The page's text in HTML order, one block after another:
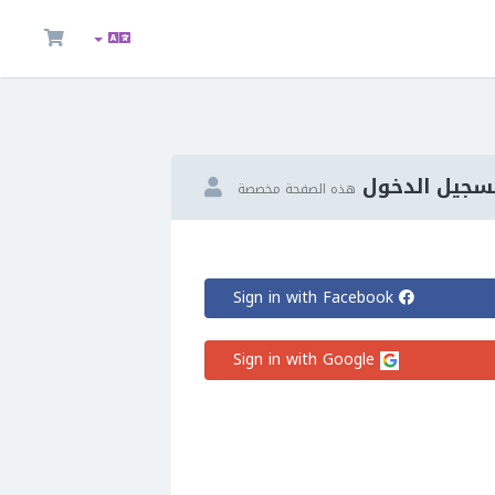
الدخول هذه الصفحة مخصصة
Sign in with Facebook
Sign in with Google